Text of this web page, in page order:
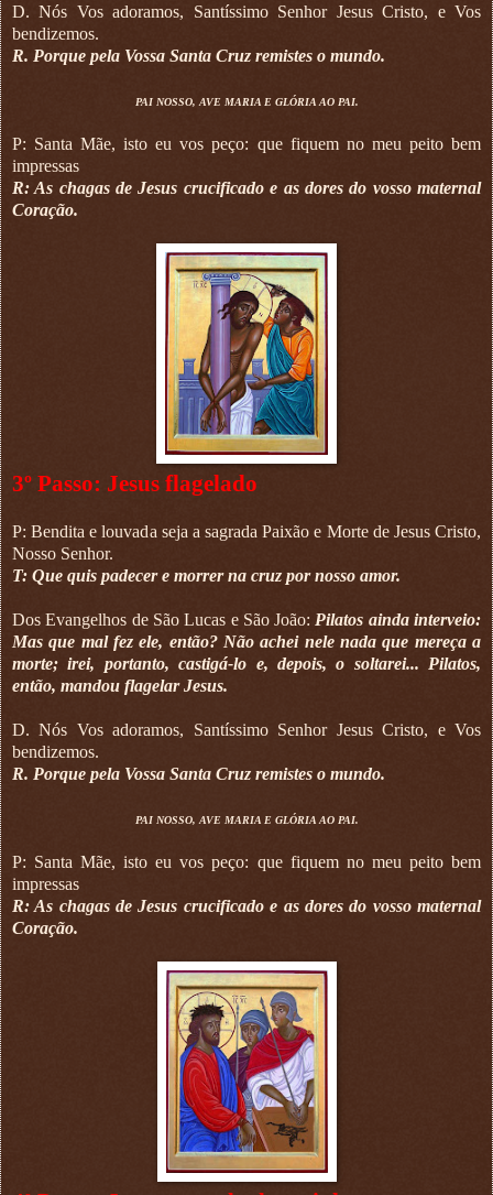
D. Nós Vos adoramos, Santíssimo Senhor Jesus Cristo, e Vos
bendizemos.
R. Porque pela Vossa Santa Cruz remistes o mundo.
PAI NOSSO, AVE MARIA E GLÓRIA AO PAI.
P: Santa Mãe, isto eu vos peço: que fiquem no meu peito bem
impressas
R: As chagas de Jesus crucificado e as dores do vosso maternal
Coração.
3º Passo: Jesus flagelado
P: Bendita e louvada seja a sagrada Paixão e Morte de Jesus Cristo,
Nosso Senhor.
T: Que quis padecer e morrer na cruz por nosso amor.
Dos Evangelhos de São Lucas e São João: Pilatos ainda interveio:
Mas que mal fez ele, então? Não achei nele nada que mereça a
morte; irei, portanto, castigá-lo e, depois, o soltarei... Pilatos,
então, mandou flagelar Jesus.
D. Nós Vos adoramos, Santíssimo Senhor Jesus Cristo, e Vos
bendizemos.
R. Porque pela Vossa Santa Cruz remistes o mundo.
PAI NOSSO, AVE MARIA E GLÓRIA AO PAI.
P: Santa Mãe, isto eu vos peço: que fiquem no meu peito bem
impressas
R: As chagas de Jesus crucificado e as dores do vosso maternal
Coração.